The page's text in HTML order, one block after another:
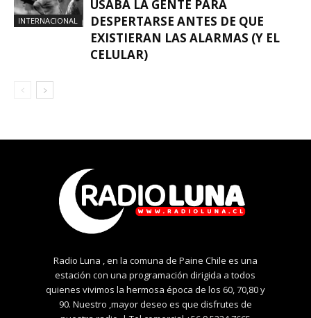
INTERNACIONAL
USABA LA GENTE PARA
DESPERTARSE ANTES DE QUE
EXISTIERAN LAS ALARMAS (Y EL
CELULAR)
Radio Luna , en la comuna de Paine Chile es una
estación con una programación dirigida a todos
quienes vivimos la hermosa época de los 60, 70,80 y
90. Nuestro ,mayor deseo es que disfrutes de